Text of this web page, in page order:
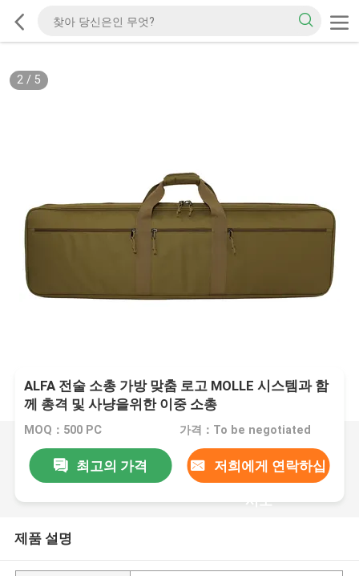
2/ 5
ALFA 전술 소총 가방 맞춤 로고 MOLLE 시스템과 함
께 총격 및 사냥을위한 이중 소총
MOQ：500 PC 가격：To be negotiated
최고의 가격 저희에게 연락하십
시오
제품 설명